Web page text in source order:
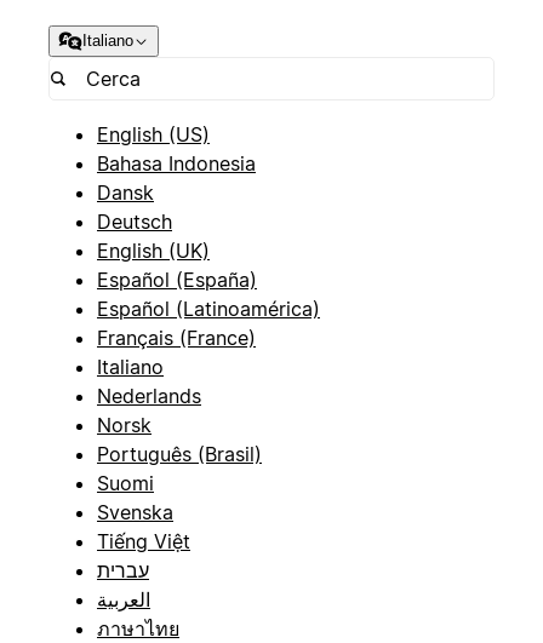
Italiano
English (US)
Bahasa Indonesia
Dansk
Deutsch
English (UK)
Español (España)
Español (Latinoamérica)
Français (France)
Italiano
Nederlands
Norsk
Português (Brasil)
Suomi
Svenska
Tiếng Việt
עברית
العربية
ภาษาไทย